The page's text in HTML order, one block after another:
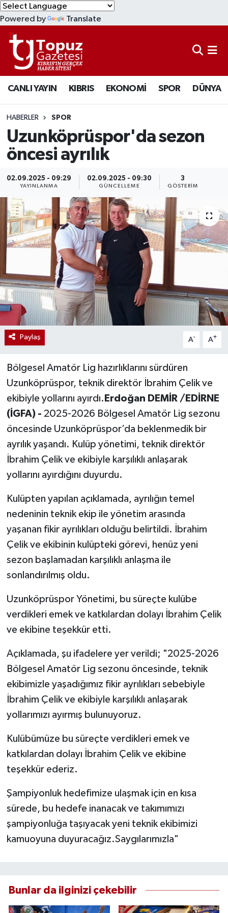
Powered by Translate
CANLI YAYIN KIBRIS EKONOMİ SPOR DÜNYA
HABERLER SPOR
Uzunköprüspor'da sezon
öncesi ayrılık
02.09.2025 - 09:29
YAYINLANMA
02.09.2025 - 09:30
GÜNCELLEME
3
GÖSTERIM
Paylaş A- A+
Bölgesel Amatör Lig hazırlıklarını sürdüren
Uzunköprüspor, teknik direktör İbrahim Çelik ve
ekibiyle yollarını ayırdı. Erdoğan DEMİR /EDİRNE
(İGFA) - 2025-2026 Bölgesel Amatör Lig sezonu
öncesinde Uzunköprüspor’da beklenmedik bir
ayrılık yaşandı. Kulüp yönetimi, teknik direktör
İbrahim Çelik ve ekibiyle karşılıklı anlaşarak
yollarını ayırdığını duyurdu.
Kulüpten yapılan açıklamada, ayrılığın temel
nedeninin teknik ekip ile yönetim arasında
yaşanan fikir ayrılıkları olduğu belirtildi. İbrahim
Çelik ve ekibinin kulüpteki görevi, henüz yeni
sezon başlamadan karşılıklı anlaşma ile
sonlandırılmış oldu.
Uzunköprüspor Yönetimi, bu süreçte kulübe
verdikleri emek ve katkılardan dolayı İbrahim Çelik
ve ekibine teşekkür etti.
Açıklamada, şu ifadelere yer verildi; "2025-2026
Bölgesel Amatör Lig sezonu öncesinde, teknik
ekibimizle yaşadığımız fikir ayrılıkları sebebiyle
İbrahim Çelik ve ekibiyle karşılıklı anlaşarak
yollarımızı ayırmış bulunuyoruz.
Kulübümüze bu süreçte verdikleri emek ve
katkılardan dolayı İbrahim Çelik ve ekibine
teşekkür ederiz.
Şampiyonluk hedefimize ulaşmak için en kısa
sürede, bu hedefe inanacak ve takımımızı
şampiyonluğa taşıyacak yeni teknik ekibimizi
kamuoyuna duyuracağız.Saygılarımızla"
Bunlar da ilginizi çekebilir
KIBRIS
DÜNYA
EKONOMİ
MAGAZİN
SAĞLIK
TÜRKİYE
Lefkoşa Nöbetçi Eczaneler
Lefkoşa Hava Durumu
Lefkoşa Trafik Yoğunluk Haritası
Süper Lig Puan Durumu ve Fikstür
Tüm Manşetler